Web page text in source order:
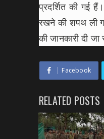
प्रदर्शित की गई
रखने की शपथ ली
की जानकारी दी जा
Facebook
RELATED POSTS